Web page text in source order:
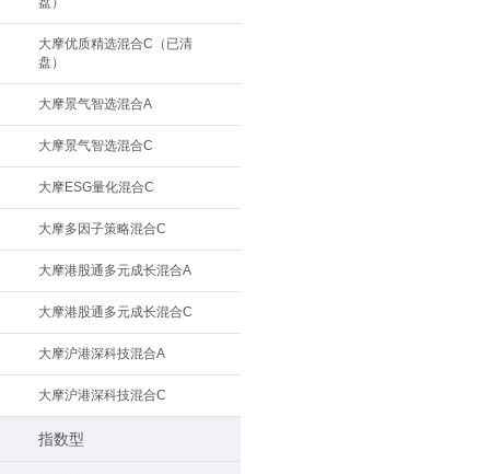
大摩优质精选混合C（已清
盘）
大摩景气智选混合A
大摩景气智选混合C
大摩ESG量化混合C
大摩多因子策略混合C
大摩港股通多元成长混合A
大摩港股通多元成长混合C
大摩沪港深科技混合A
大摩沪港深科技混合C
指数型